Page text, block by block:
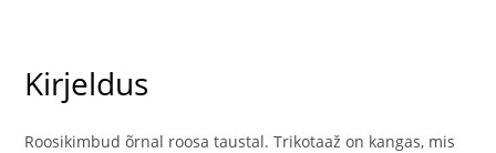
Kirjeldus
Roosikimbud õrnal roosa taustal. Trikotaaž on kangas, mis